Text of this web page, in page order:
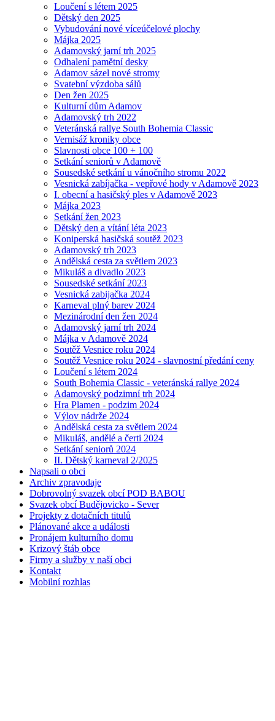
Loučení s létem 2025
Dětský den 2025
Vybudování nové víceúčelové plochy
Májka 2025
Adamovský jarní trh 2025
Odhalení pamětní desky
Adamov sázel nové stromy
Svatební výzdoba sálů
Den žen 2025
Kulturní dům Adamov
Adamovský trh 2022
Veteránská rallye South Bohemia Classic
Vernisáž kroniky obce
Slavnosti obce 100 + 100
Setkání seniorů v Adamově
Sousedské setkání u vánočního stromu 2022
Vesnická zabíjačka - vepřové hody v Adamově 2023
I. obecní a hasičský ples v Adamově 2023
Májka 2023
Setkání žen 2023
Dětský den a vítání léta 2023
Koniperská hasičská soutěž 2023
Adamovský trh 2023
Andělská cesta za světlem 2023
Mikuláš a divadlo 2023
Sousedské setkání 2023
Vesnická zabijačka 2024
Karneval plný barev 2024
Mezinárodní den žen 2024
Adamovský jarní trh 2024
Májka v Adamově 2024
Soutěž Vesnice roku 2024
Soutěž Vesnice roku 2024 - slavnostní předání ceny
Loučení s létem 2024
South Bohemia Classic - veteránská rallye 2024
Adamovský podzimní trh 2024
Hra Plamen - podzim 2024
Výlov nádrže 2024
Andělská cesta za světlem 2024
Mikuláš, andělé a čerti 2024
Setkání seniorů 2024
II. Dětský karneval 2/2025
Napsali o obci
Archiv zpravodaje
Dobrovolný svazek obcí POD BABOU
Svazek obcí Budějovicko - Sever
Projekty z dotačních titulů
Plánované akce a události
Pronájem kulturního domu
Krizový štáb obce
Firmy a služby v naší obci
Kontakt
Mobilní rozhlas